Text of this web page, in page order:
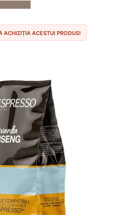
ACHIZIȚIA ACESTUI PRODUS!